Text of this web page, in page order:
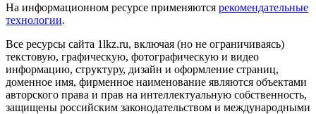
На информационном ресурсе применяются рекомендательные
технологии.
Все ресурсы сайта 1lkz.ru, включая (но не ограничиваясь)
текстовую, графическую, фотографическую и видео
информацию, структуру, дизайн и оформление страниц,
доменное имя, фирменное наименование являются объектами
авторского права и прав на интеллектуальную собственность,
защищены российским законодательством и международными